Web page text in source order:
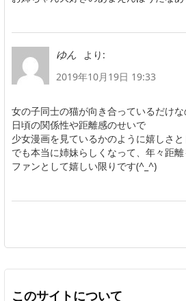
ゆん
より:
2019年10月19日 19:33
女の子同士の猫が向き合っているだけな
日頃の関係性や距離感のせいで
少女漫画を見ているかのように嬉しさ
でも本当に姉妹らしくなって、年々距
ファンとして嬉しい限りです(^_^)
このサイトについて